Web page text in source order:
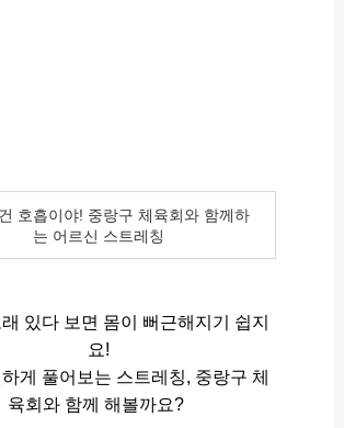
호흡이야! 중랑구 체육회와 함께하
는 어르신 스트레칭
있다 보면 몸이 뻐근해지기 쉽지
요!
게 풀어보는 스트레칭, 중랑구 체
육회와 함께 해볼까요?